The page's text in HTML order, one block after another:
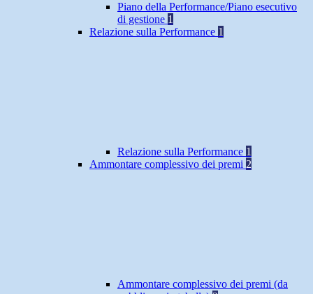
Piano della Performance/Piano esecutivo
di gestione 1
Relazione sulla Performance 1
Relazione sulla Performance 1
Ammontare complessivo dei premi 2
Ammontare complessivo dei premi (da